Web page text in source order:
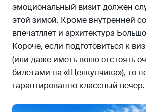
эмоциональный визит должен
этой зимой. Кроме внутренней
впечатляет и архитектура
Короче, если подготовиться к
(или даже иметь волю отстоять
билетами на «Щелкунчика»), то
гарантированно классный вечер.